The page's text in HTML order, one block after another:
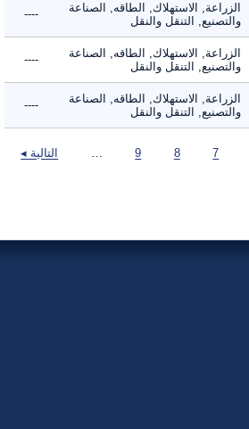
الزراعة, الاستهلاك, الطاقه, الصناعة
والتصنيع, التنقل والنقل
----
الزراعة, الاستهلاك, الطاقه, الصناعة
والتصنيع, التنقل والنقل
----
الزراعة, الاستهلاك, الطاقه, الصناعة
والتصنيع, التنقل والنقل
----
التالية ◂